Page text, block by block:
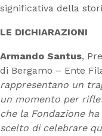
significativa della
LE DICHIARAZIONI
Armando Santus,
di Bergamo – Ente
rappresentano un
un momento per
che la Fondazione
scelto di celebrare